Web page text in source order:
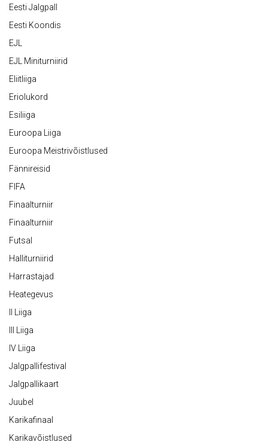
Eesti Jalgpall
Eesti Koondis
EJL
EJL Miniturniirid
Eliitliiga
Eriolukord
Esiliiga
Euroopa Liiga
Euroopa Meistrivõistlused
Fännireisid
FIFA
Finaalturniir
Finaalturniir
Futsal
Halliturniirid
Harrastajad
Heategevus
II Liiga
III Liiga
IV Liiga
Jalgpallifestival
Jalgpallikaart
Juubel
Karikafinaal
Karikavõistlused